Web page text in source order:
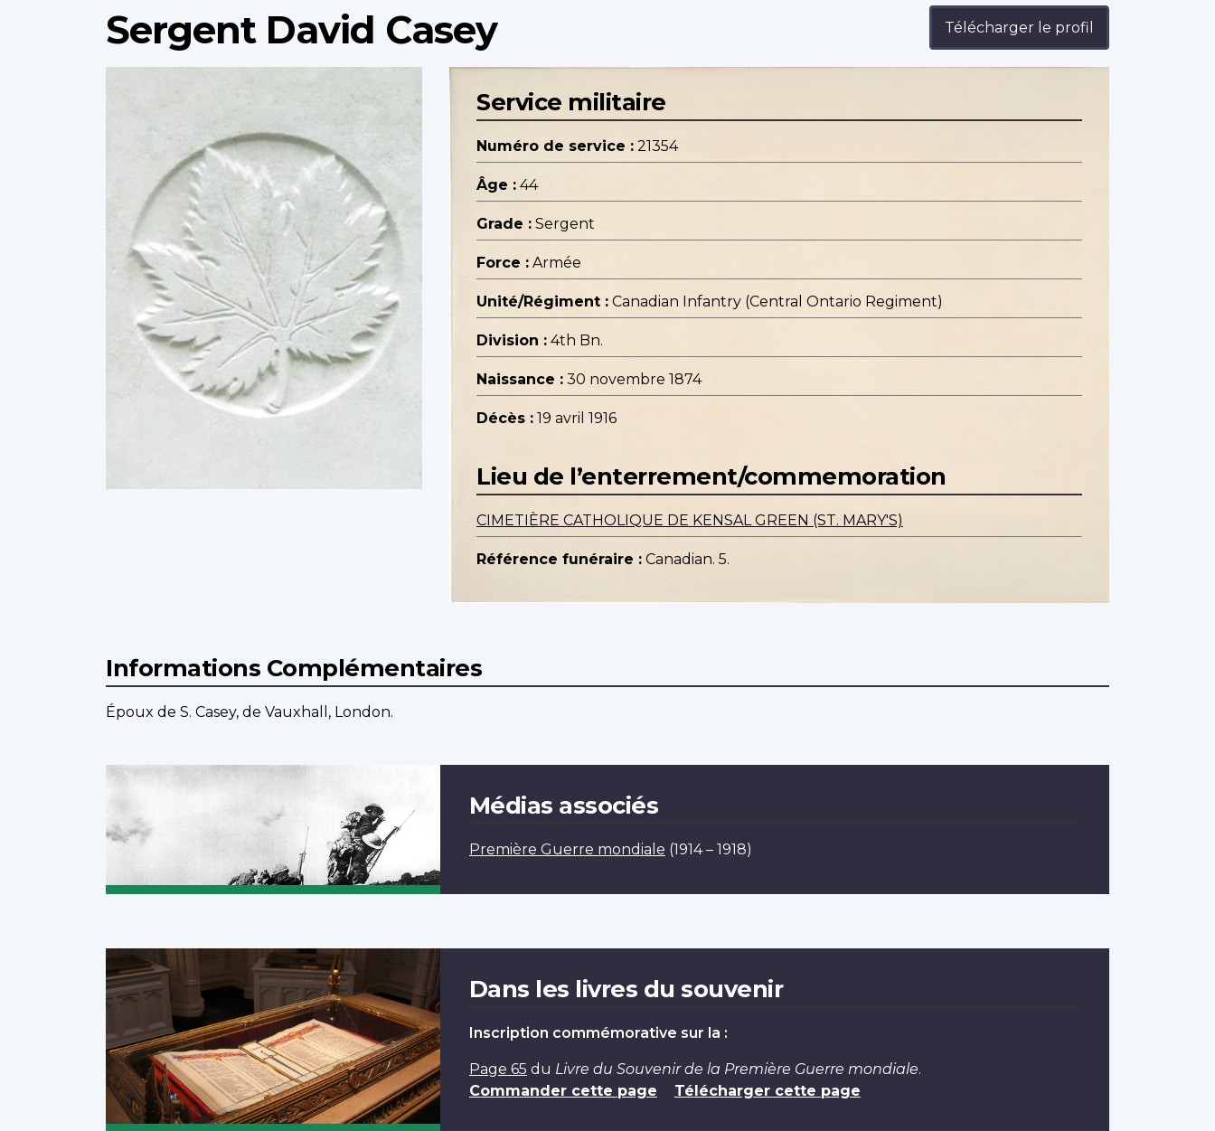
Sergent David Casey Télécharger le profil
Service militaire
Numéro de service : 21354
Âge : 44
Grade : Sergent
Force : Armée
Unité/Régiment : Canadian Infantry (Central Ontario Regiment)
Division : 4th Bn.
Naissance : 30 novembre 1874
Décès : 19 avril 1916
Lieu de l’enterrement/commemoration
CIMETIÈRE CATHOLIQUE DE KENSAL GREEN (ST. MARY'S)
Référence funéraire : Canadian. 5.
Informations Complémentaires
Époux de S. Casey, de Vauxhall, London.
Médias associés
Première Guerre mondiale (1914 – 1918)
Dans les livres du souvenir
Inscription commémorative sur la :
Page 65 du Livre du Souvenir de la Première Guerre mondiale.
Commander cette page
Télécharger cette page